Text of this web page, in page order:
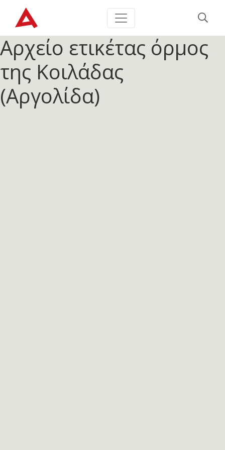
Αρχείο ετικέτας όρμος
της Κοιλάδας
(Αργολίδα)